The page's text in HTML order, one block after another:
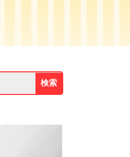
検索